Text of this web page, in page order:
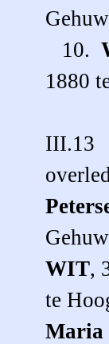
10.
1880
III.13
WIT,
te
Maria